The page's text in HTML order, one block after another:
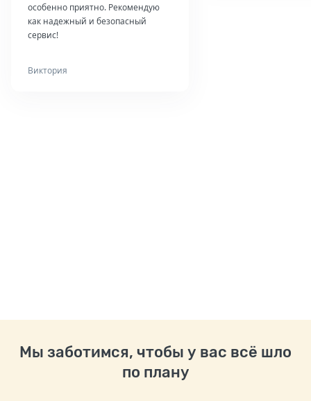
особенно приятно. Рекомендую
как надежный и безопасный
сервис!
Виктория
Мы заботимся, чтобы у вас всё шло
по плану